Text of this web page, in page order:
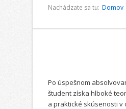
Nachádzate sa tu: Domov
Po úspešnom
študent získa hlboké
a praktické skúsenosti v